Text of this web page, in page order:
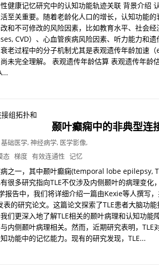
健康记忆研究中的认知功能轨迹关联 背景介
至关重要。随着老龄化人口的增长，认知功能的
和不可修改的风险因素，比如教育水平、社会
CVD）、心血管疾病风险因素、听力能力和
老过程中的分子机制尤其是表观遗传年龄加速
未完全理解。 表观遗传年龄估算 表观遗传年龄
颞叶癫痫中的非典型连
基础医学,神经病学, 医学影像,
态 梯度 有效连通性 记忆
之一，其中颞叶癫痫(temporal lobe epilepsy,
很多研究指向TLE不仅涉及内侧颞叶的病理变化
报告中，我们将详细介绍一篇由Kexie等人撰写
的研究论文。这篇论文探索了TLE患者大脑功能
们更深入地了解TLE相关的颞叶病理和认知功能
内侧颞叶病理相关。然而，近期研究表明，TLE
功能中的记忆能力。现有的研究发现，TLE...